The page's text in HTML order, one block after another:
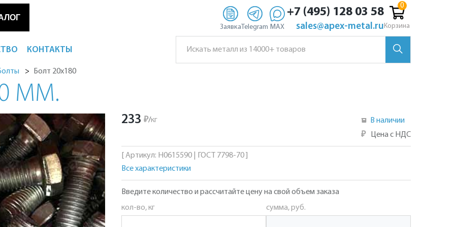
Заявка Telegram MAX
+7 (495) 128 03 58
sales@apex-metal.ru Корзина
КОНТАКТЫ
Болт 20х180
ММ.
233 ₽/кг
В наличии
₽
Цена с НДС
[ Артикул: Н0615590 | ГОСТ 7798-70 ]
Все характеристики
Введите количество и рассчитайте цену на свой объем заказа
кол-во, кг
сумма, руб.